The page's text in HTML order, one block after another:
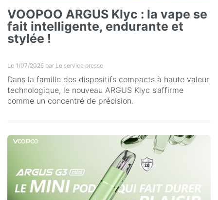
VOOPOO ARGUS Klyc : la vape se
fait intelligente, endurante et
stylée !
Le 1/07/2025 par Le service presse
Dans la famille des dispositifs compacts à haute valeur
technologique, le nouveau ARGUS Klyc s’affirme
comme un concentré de précision.